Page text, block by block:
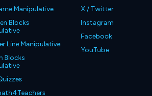
Manipulative
Blocks
Line Manipulative
Blocks
X / Twitter
Instagram
Facebook
YouTube